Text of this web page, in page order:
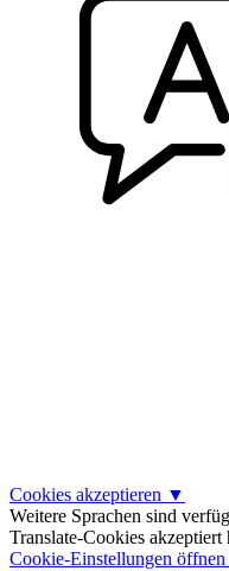
Cookies akzeptieren ▼
Weitere Sprachen sind
Translate-Cookies akzeptiert
Cookie-Einstellungen